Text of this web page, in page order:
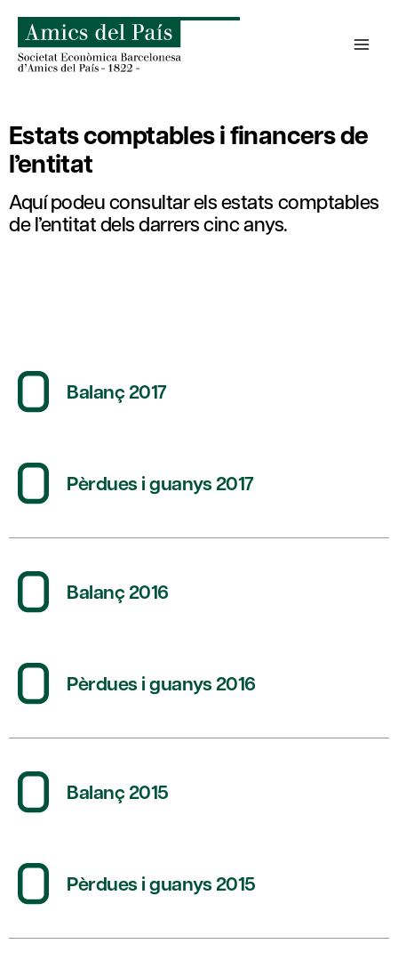
content
Estats comptables i financers de
l’entitat
Aquí podeu consultar els estats comptables
de l’entitat dels darrers cinc anys.
Balanç 2017
Pèrdues i guanys 2017
Balanç 2016
Pèrdues i guanys 2016
Balanç 2015
Pèrdues i guanys 2015